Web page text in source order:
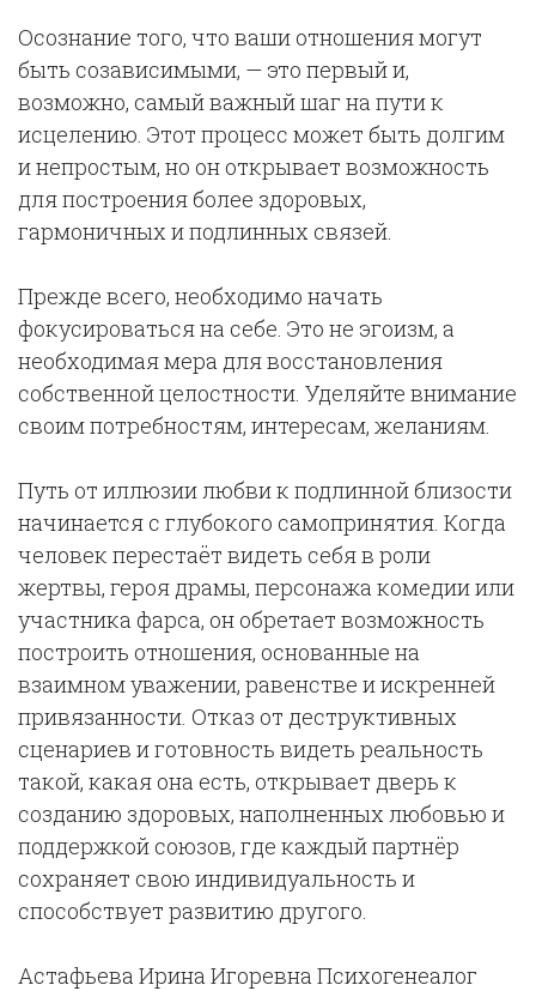
Осознание того, что ваши отношения могут
быть созависимыми, — это первый и,
возможно, самый важный шаг на пути к
исцелению. Этот процесс может быть долгим
и непростым, но он открывает возможность
для построения более здоровых,
гармоничных и подлинных связей.
Прежде всего, необходимо начать
фокусироваться на себе. Это не эгоизм, а
необходимая мера для восстановления
собственной целостности. Уделяйте внимание
своим потребностям, интересам, желаниям.
Путь от иллюзии любви к подлинной близости
начинается с глубокого самопринятия. Когда
человек перестаёт видеть себя в роли
жертвы, героя драмы, персонажа комедии или
участника фарса, он обретает возможность
построить отношения, основанные на
взаимном уважении, равенстве и искренней
привязанности. Отказ от деструктивных
сценариев и готовность видеть реальность
такой, какая она есть, открывает дверь к
созданию здоровых, наполненных любовью и
поддержкой союзов, где каждый партнёр
сохраняет свою индивидуальность и
способствует развитию другого.
Астафьева Ирина Игоревна Психогенеалог